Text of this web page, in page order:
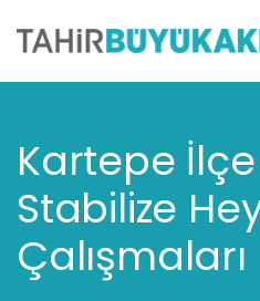
Kartepe
Stabilize
Çalışmaları